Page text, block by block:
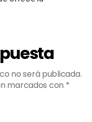
no será publicada.
marcados con *